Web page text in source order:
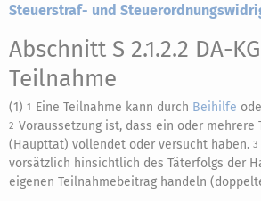
Steuerstraf- und
Abschnitt S 2.1.2.2 DA-KG
Teilnahme
(1) 1 Eine Teilnahme kann durch Beihilfe
2 Voraussetzung ist, dass ein oder mehrere
(Haupttat) vollendet oder versucht haben. 3
vorsätzlich hinsichtlich des Täterfolgs der
eigenen Teilnahmebeitrag handeln